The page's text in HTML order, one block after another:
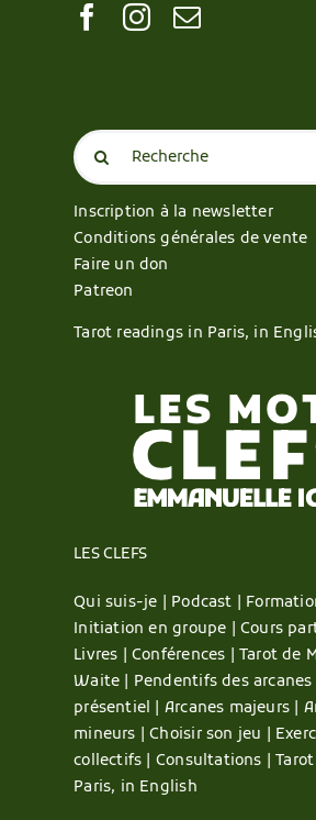
Search
for:
Inscription à la newsletter
Conditions générales de vente
Faire un don
Patreon
Tarot readings in Paris, in
LES CLEFS
Qui suis-je | Podcast |
Initiation en groupe |Cours
Livres |Conférences |Tarot de
Waite | Pendentifs des
présentiel | Arcanes majeurs |
mineurs |Choisir son jeu |
collectifs | Consultations |
Paris, in English